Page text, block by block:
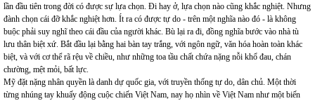
lần đầu tiên trong đời có được sự lựa chọn. Đi hay ở, lựa chọn nào cũng khắc nghiệt. Nhưng
đành chọn cái đỡ khắc nghiệt hơn. Ít ra có được tự do - trên một nghĩa nào đó - là không
buộc phải suy nghĩ theo cái đầu của người khác. Bù lại ra đi, đồng nghĩa bước vào nhà tù
lưu thân biệt xứ. Bắt đầu lại bằng hai bàn tay trắng, với ngôn ngữ, văn hóa hoàn toàn khác
biệt, và với cơ thể rã rệu về chiều, như những toa tầu chất chứa nặng nỗi khổ đau, chán
chường, mệt mỏi, bất lực.
Mỹ đặt nặng nhân quyền là danh dự quốc gia, với truyền thống tự do, dân chủ. Một thời
từng nhúng tay khuấy động cuộc chiến Việt Nam, nay họ nhìn về Việt Nam như một biến